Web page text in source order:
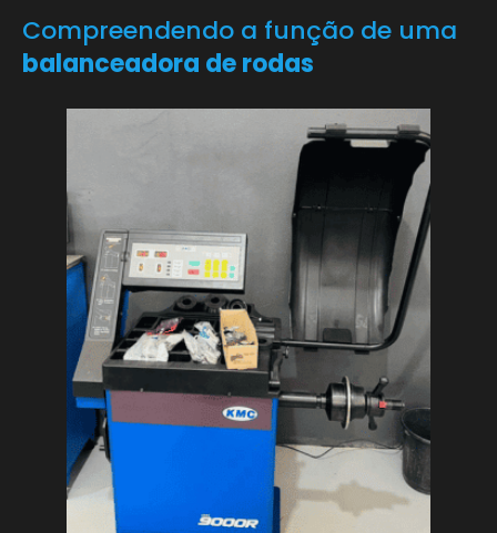
Compreendendo a função de uma
balanceadora de rodas